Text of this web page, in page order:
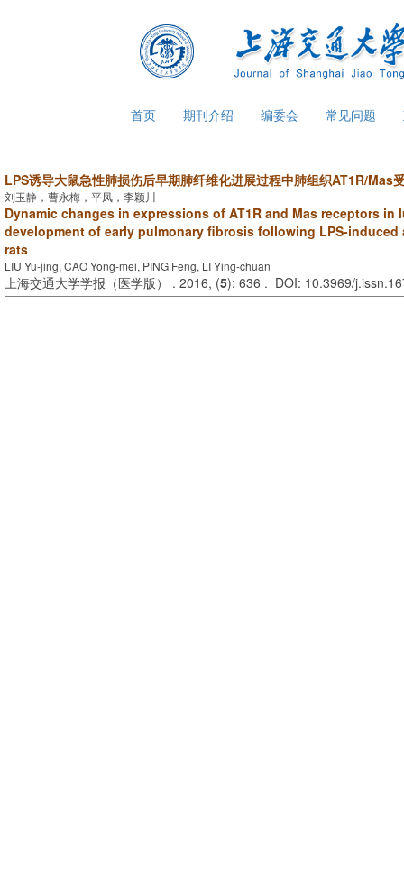
首页 期刊介绍 编委会 常见问题
LPS诱导大鼠急性肺损伤后早期肺纤维化进展过程中肺组织AT1R/Mas
刘玉静，曹永梅，平凤，李颖川
Dynamic changes in expressions of AT1R and Mas receptors
development of early pulmonary fibrosis following LPS-
rats
LIU Yu-jing, CAO Yong-mei, PING Feng, LI Ying-chuan
上海交通大学学报（医学版） . 2016, (5): 636 . DOI: 10.3969/